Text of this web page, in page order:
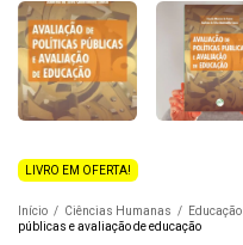
LIVRO EM OFERTA!
Início / Ciências Humanas / Educação
públicas e avaliação de educação